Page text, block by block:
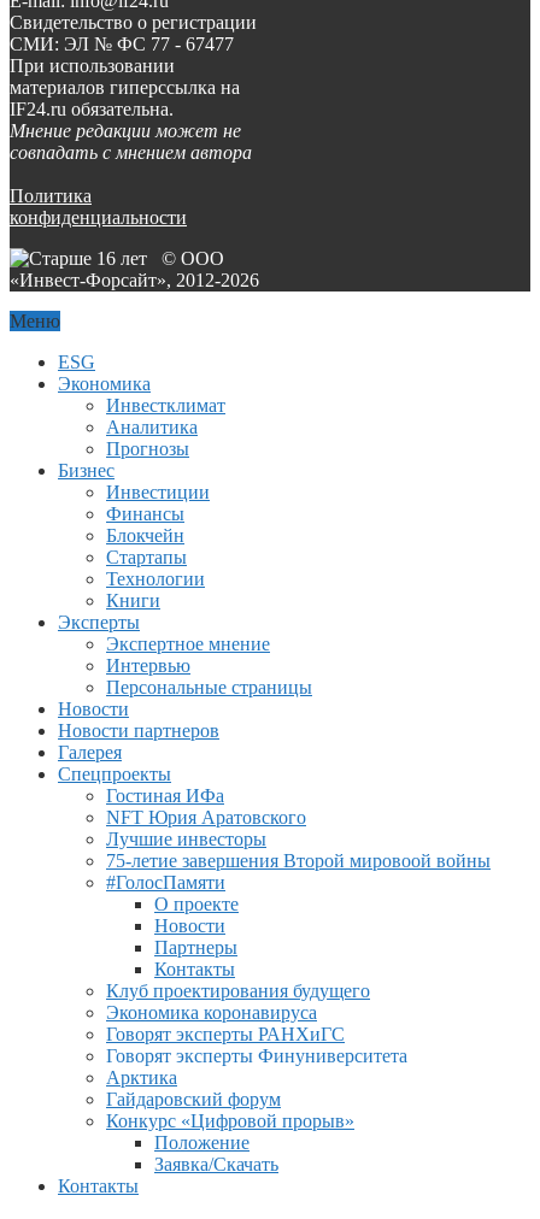
Свидетельство о регистрации
СМИ: ЭЛ № ФС 77 - 67477
При использовании
материалов гиперссылка на
IF24.ru обязательна.
Мнение редакции может не
совпадать с мнением автора
Политика
конфиденциальности
© ООО
«Инвест-Форсайт», 2012-2026
Меню
ESG
Экономика
Инвестклимат
Аналитика
Прогнозы
Бизнес
Инвестиции
Финансы
Блокчейн
Стартапы
Технологии
Книги
Эксперты
Экспертное мнение
Интервью
Персональные страницы
Новости
Новости партнеров
Галерея
Спецпроекты
Гостиная ИФа
NFT Юрия Аратовского
Лучшие инвесторы
75-летие завершения Второй мировоой войны
#ГолосПамяти
О проекте
Новости
Партнеры
Контакты
Клуб проектирования будущего
Экономика коронавируса
Говорят эксперты РАНХиГС
Говорят эксперты Финуниверситета
Арктика
Гайдаровский форум
Конкурс «Цифровой прорыв»
Положение
Заявка/Скачать
Контакты